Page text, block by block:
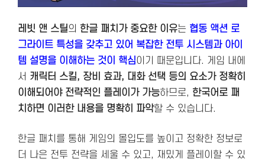
레빗 앤 스틸의 한글 패치가 중요한 이유는 협동 액션 로
그라이트 특성을 갖추고 있어 복잡한 전투 시스템과 아이
템 설명을 이해하는 것이 핵심이기 때문입니다. 게임 내에
서 캐릭터 스킬, 장비 효과, 대화 선택 등의 요소가 정확히
이해되어야 전략적인 플레이가 가능하므로, 한국어로 패
치하면 이러한 내용을 명확히 파악할 수 있습니다.
한글 패치를 통해 게임의 몰입도를 높이고 정확한 정보로
더 나은 전투 전략을 세울 수 있고, 재밌게 플레이할 수 있